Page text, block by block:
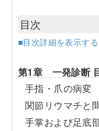
目次
■目次詳細を表示する
第1章 一発診断
手指・爪の病変
関節リウマチと
手掌および足底